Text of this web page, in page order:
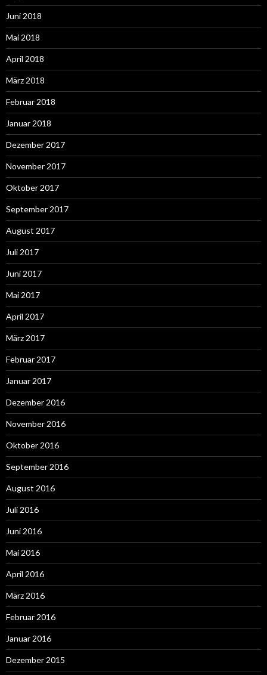
Juni 2018
Mai 2018
April 2018
März 2018
Februar 2018
Januar 2018
Dezember 2017
November 2017
Oktober 2017
September 2017
August 2017
Juli 2017
Juni 2017
Mai 2017
April 2017
März 2017
Februar 2017
Januar 2017
Dezember 2016
November 2016
Oktober 2016
September 2016
August 2016
Juli 2016
Juni 2016
Mai 2016
April 2016
März 2016
Februar 2016
Januar 2016
Dezember 2015